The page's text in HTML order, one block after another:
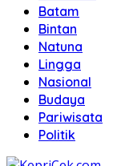
Batam
Bintan
Natuna
Lingga
Nasional
Budaya
Pariwisata
Politik